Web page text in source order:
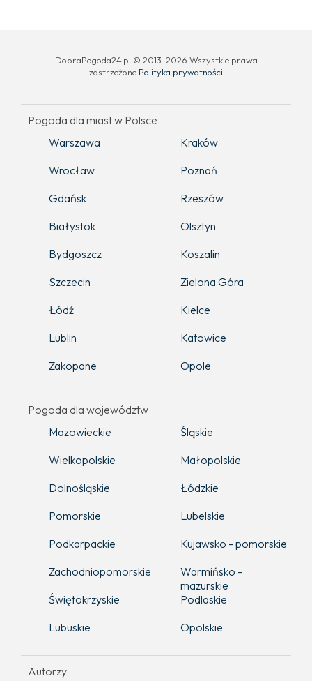
DobraPogoda24.pl © 2013-2026 Wszystkie prawa
zastrzeżone Polityka prywatności
Pogoda dla miast w Polsce
Warszawa
Kraków
Wrocław
Poznań
Gdańsk
Rzeszów
Białystok
Olsztyn
Bydgoszcz
Koszalin
Szczecin
Zielona Góra
Łódź
Kielce
Lublin
Katowice
Zakopane
Opole
Pogoda dla województw
Mazowieckie
Śląskie
Wielkopolskie
Małopolskie
Dolnośląskie
Łódzkie
Pomorskie
Lubelskie
Podkarpackie
Kujawsko - pomorskie
Zachodniopomorskie
Warmińsko -
mazurskie
Świętokrzyskie
Podlaskie
Lubuskie
Opolskie
Autorzy